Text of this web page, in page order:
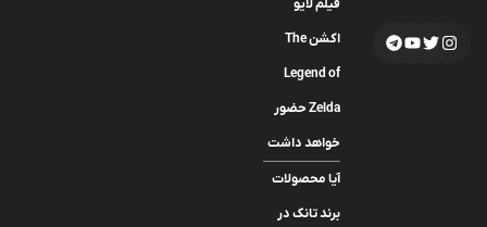
فیلم لایو
اکشن The
Legend of
Zelda حضور
خواهد داشت
آیا محصولات
برند تانک در